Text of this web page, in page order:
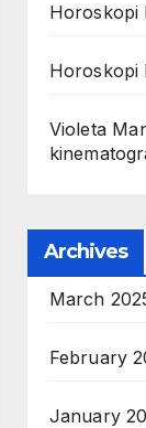
Horoskopi
Horoskopi
Violeta
Archives
March
February
January